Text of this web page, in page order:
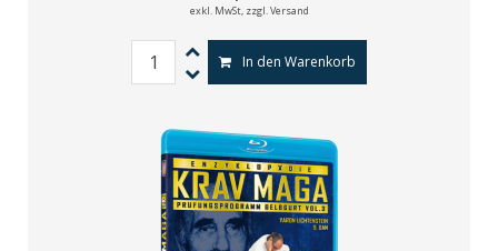
exkl. MwSt, zzgl. Versand
In den Warenkorb